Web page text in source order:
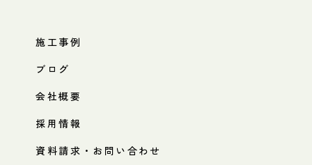
施工事例
ブログ
会社概要
採用情報
資料請求・お問い合わせ